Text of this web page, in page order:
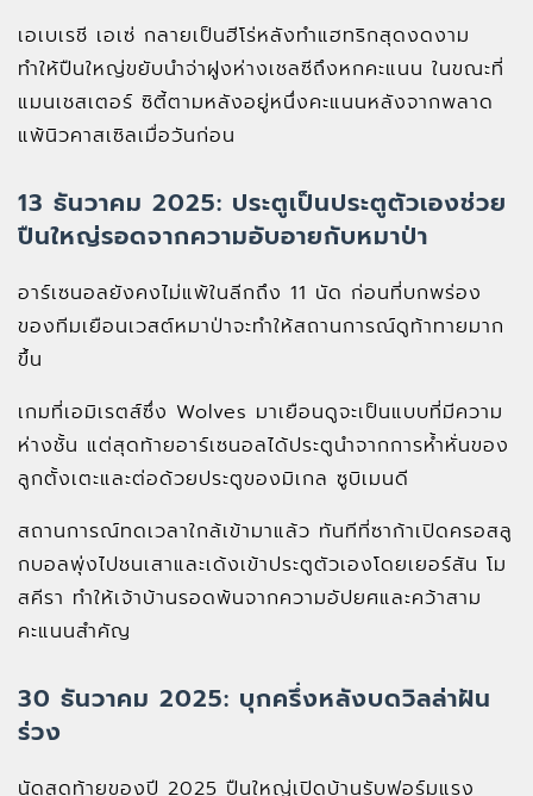
เอเบเรชี เอเซ่ กลายเป็นฮีโร่หลังทำแฮทริกสุดงดงาม
ทำให้ปืนใหญ่ขยับนำจ่าฝูงห่างเชลซีถึงหกคะแนน ในขณะที่
แมนเชสเตอร์ ซิตี้ตามหลังอยู่หนึ่งคะแนนหลังจากพลาด
แพ้นิวคาสเซิลเมื่อวันก่อน
13 ธันวาคม 2025: ประตูเป็นประตูตัวเองช่วย
ปืนใหญ่รอดจากความอับอายกับหมาป่า
อาร์เซนอลยังคงไม่แพ้ในลีกถึง 11 นัด ก่อนที่บกพร่อง
ของทีมเยือนเวสต์หมาป่าจะทำให้สถานการณ์ดูท้าทายมาก
ขึ้น
เกมที่เอมิเรตส์ซึ่ง Wolves มาเยือนดูจะเป็นแบบที่มีความ
ห่างชั้น แต่สุดท้ายอาร์เซนอลได้ประตูนำจากการห้ำหั่นของ
ลูกตั้งเตะและต่อด้วยประตูของมิเกล ซูบิเมนดี
สถานการณ์ทดเวลาใกล้เข้ามาแล้ว ทันทีที่ซาก้าเปิดครอสลู
กบอลพุ่งไปชนเสาและเด้งเข้าประตูตัวเองโดยเยอร์สัน โม
สคีรา ทำให้เจ้าบ้านรอดพ้นจากความอัปยศและคว้าสาม
คะแนนสำคัญ
30 ธันวาคม 2025: บุกครึ่งหลังบดวิลล่าฝัน
ร่วง
นัดสุดท้ายของปี 2025 ปืนใหญ่เปิดบ้านรับฟอร์มแรง